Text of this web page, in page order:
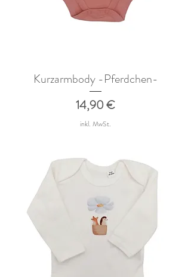
Kurzarmbody -Pferdchen-
Preis
14,90 €
inkl. MwSt.